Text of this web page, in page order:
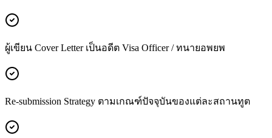
ผู้เขียน Cover Letter เป็นอดีต Visa Officer / ทนายอพยพ
Re-submission Strategy ตามเกณฑ์ปัจจุบันของแต่ละสถานทูต